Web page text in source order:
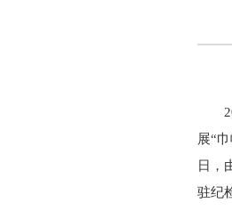
展“
日，
驻纪